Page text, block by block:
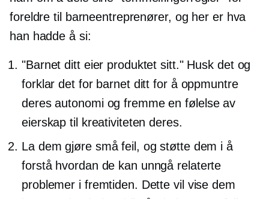
foreldre til barneentreprenører, og her er hva
han hadde å si:
"Barnet ditt eier produktet sitt." Husk det og
forklar det for barnet ditt for å oppmuntre
deres autonomi og fremme en følelse av
eierskap til kreativiteten deres.
La dem gjøre små feil, og støtte dem i å
forstå hvordan de kan unngå relaterte
problemer i fremtiden. Dette vil vise dem